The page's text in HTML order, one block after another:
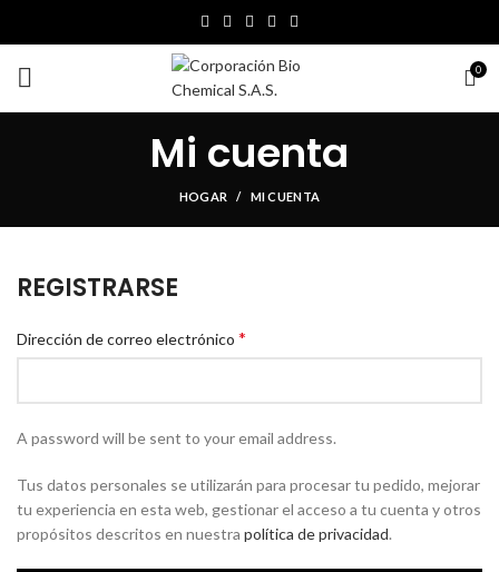
0
Mi cuenta
HOGAR MI CUENTA
REGISTRARSE
Dirección de correo electrónico *
A password will be sent to your email address.
Tus datos personales se utilizarán para procesar tu pedido, mejorar
tu experiencia en esta web, gestionar el acceso a tu cuenta y otros
propósitos descritos en nuestra política de privacidad.